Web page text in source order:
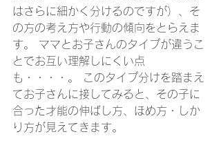
はさらに細かく分けるのですが）、そ
の方の考え方や行動の傾向をとらえま
す。 ママとお子さんのタイプが違うこ
とでお互い理解しにくい点
も・・・・。 このタイプ分けを踏まえ
てお子さんに接してみると、その子に
合った才能の伸ばし方、ほめ方・しか
り方が見えてきます。